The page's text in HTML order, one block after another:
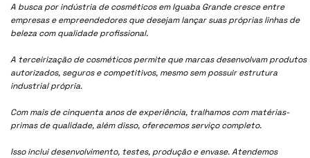
A busca por indústria de cosméticos em Iguaba Grande cresce entre
empresas e empreendedores que desejam lançar suas próprias linhas de
beleza com qualidade profissional.
A terceirização de cosméticos permite que marcas desenvolvam produtos
autorizados, seguros e competitivos, mesmo sem possuir estrutura
industrial própria.
Com mais de cinquenta anos de experiência, tralhamos com matérias-
primas de qualidade, além disso, oferecemos serviço completo.
Isso inclui desenvolvimento, testes, produção e envase. Atendemos